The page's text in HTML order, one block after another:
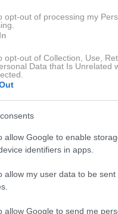
opt-out of processing my
opt-out of Collection, Use,
Data that Is Unrelated
allow Google to enable
identifiers in apps.
allow my user data to be
allow Google to send me
medtem ko prav
Sveže meso mora
vrniti v prvotno
znak, da ni več
in začetek kvarjenja.
nameniti tudi
lahko nakazujejo
rok uporabnosti